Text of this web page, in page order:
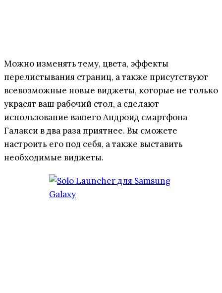
Можно изменять тему, цвета, эффекты
перелистывания страниц, а также присутствуют
всевозможные новые виджеты, которые не только
украсят ваш рабочий стол, а сделают
использование вашего Андроид смартфона
Галакси в два раза приятнее. Вы сможете
настроить его под себя, а также выставить
необходимые виджеты.